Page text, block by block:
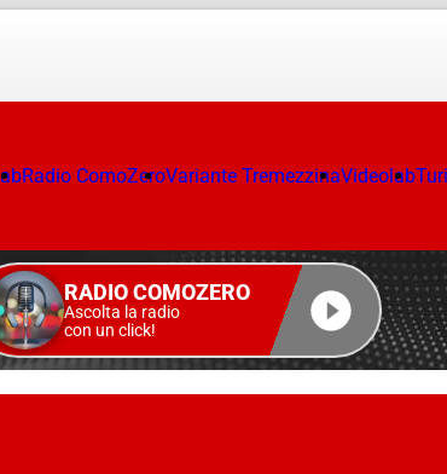
Radio ComoZeroVariante TremezzinaVideolab
RADIO COMOZERO
Ascolta la radio
con un click!